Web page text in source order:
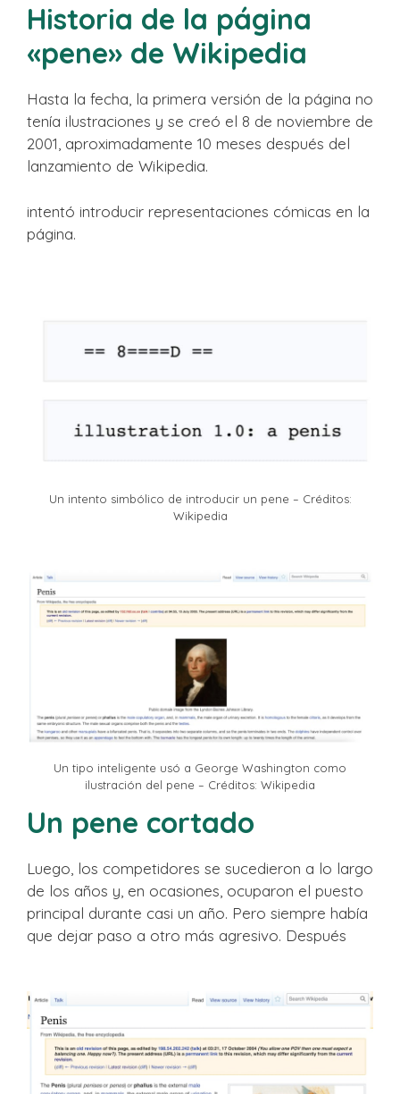
Historia de la página
«pene» de Wikipedia
Hasta la fecha, la primera versión de la página no
tenía ilustraciones y se creó el 8 de noviembre de
2001, aproximadamente 10 meses después del
lanzamiento de Wikipedia.
intentó introducir representaciones cómicas en la
página.
Un intento simbólico de introducir un pene – Créditos:
Wikipedia
Un tipo inteligente usó a George Washington como
ilustración del pene – Créditos: Wikipedia
Un pene cortado
Luego, los competidores se sucedieron a lo largo
de los años y, en ocasiones, ocuparon el puesto
principal durante casi un año. Pero siempre había
que dejar paso a otro más agresivo. Después